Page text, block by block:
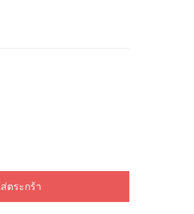
ตระกร้า